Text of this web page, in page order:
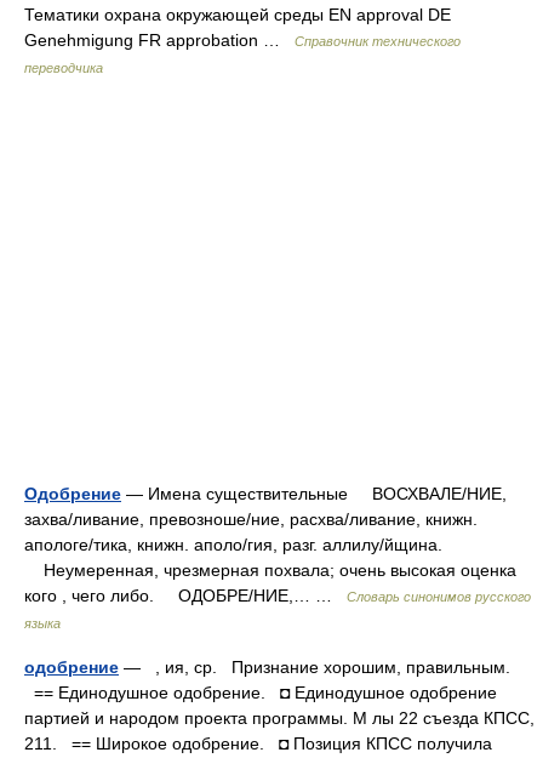
Тематики охрана окружающей среды EN approval DE
Genehmigung FR approbation …
Справочник технического
переводчика
Одобрение — Имена существительные ВОСХВАЛЕ/НИЕ,
захва/ливание, превозноше/ние, расхва/ливание, книжн.
апологе/тика, книжн. аполо/гия, разг. аллилу/йщина.
Неумеренная, чрезмерная похвала; очень высокая оценка
кого , чего либо. ОДОБРЕ/НИЕ,… …
Словарь синонимов русского
языка
одобрение — , ия, ср. Признание хорошим, правильным.
== Единодушное одобрение. ◘ Единодушное одобрение
партией и народом проекта программы. М лы 22 съезда КПСС,
211. == Широкое одобрение. ◘ Позиция КПСС получила